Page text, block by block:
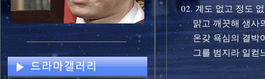
02. 계도 없고 정도
맑고 깨끗해 생사의
온갖 욕심의 결박
그를 범지라 일컫